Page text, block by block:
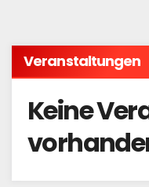
Veranstaltungen
Keine